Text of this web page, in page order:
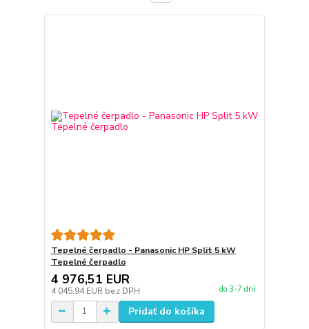
Tepelné čerpadlo - Panasonic HP Split 5 kW
Tepelné čerpadlo
4 976,51 EUR
4 045,94 EUR bez DPH do 3-7 dní
Pridať do košíka